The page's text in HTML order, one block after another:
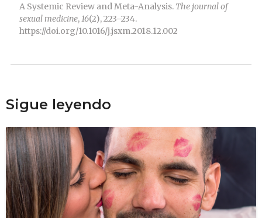
A Systemic Review and Meta-Analysis. The journal of
sexual medicine,16(2), 223–234.
https://doi.org/10.1016/j.jsxm.2018.12.002
Sigue leyendo